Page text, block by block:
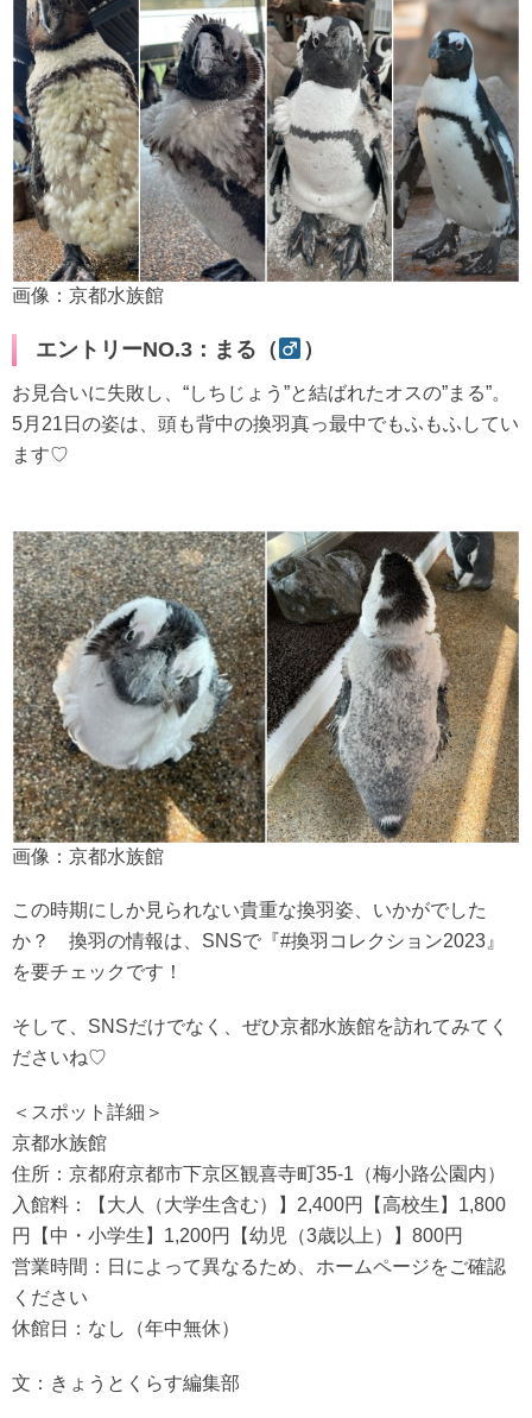
画像：京都水族館
エントリーNO.3：まる（ ）
お見合いに失敗し、“しちじょう”と結ばれたオスの”まる”。
5月21日の姿は、頭も背中の換羽真っ最中でもふもふしてい
ます♡
画像：京都水族館
この時期にしか見られない貴重な換羽姿、いかがでした
か？ 換羽の情報は、SNSで『#換羽コレクション2023』
を要チェックです！
そして、SNSだけでなく、ぜひ京都水族館を訪れてみてく
ださいね♡
＜スポット詳細＞
京都水族館
住所：京都府京都市下京区観喜寺町35-1（梅小路公園内）
入館料：【大人（大学生含む）】2,400円【高校生】1,800
円【中・小学生】1,200円【幼児（3歳以上）】800円
営業時間：日によって異なるため、ホームページをご確認
ください
休館日：なし（年中無休）
文：きょうとくらす編集部